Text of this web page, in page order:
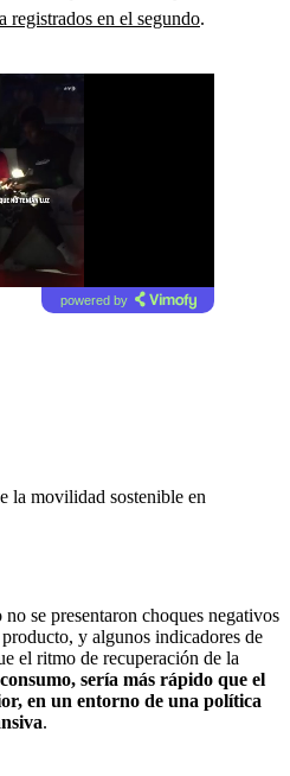
registrados en el segundo.
powered by
la movilidad sostenible en
se presentaron choques negativos
y algunos indicadores de
el ritmo de recuperación de la
sería más rápido que el
en un entorno de una política
.